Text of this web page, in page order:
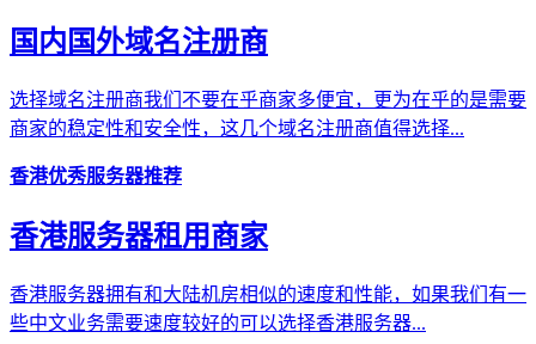
国内国外域名注册商
选择域名注册商我们不要在乎商家多便宜，更为在乎的是需要
商家的稳定性和安全性，这几个域名注册商值得选择...
香港优秀服务器推荐
香港服务器租用商家
香港服务器拥有和大陆机房相似的速度和性能，如果我们有一
些中文业务需要速度较好的可以选择香港服务器...